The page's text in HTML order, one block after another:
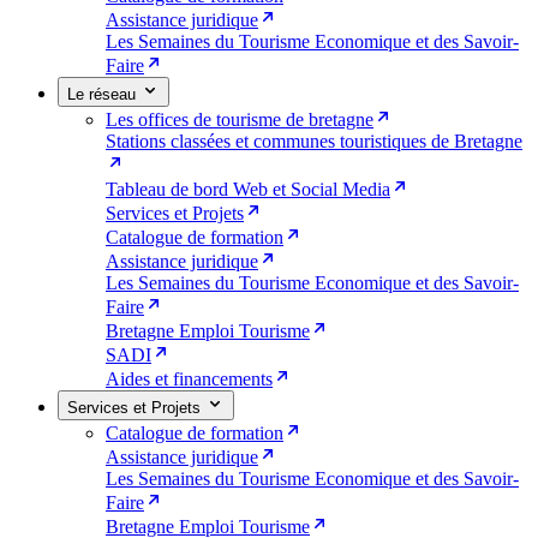
Assistance juridique
Les Semaines du Tourisme Economique et des Savoir-
Faire
Le réseau
Les offices de tourisme de bretagne
Stations classées et communes touristiques de Bretagne
Tableau de bord Web et Social Media
Services et Projets
Catalogue de formation
Assistance juridique
Les Semaines du Tourisme Economique et des Savoir-
Faire
Bretagne Emploi Tourisme
SADI
Aides et financements
Services et Projets
Catalogue de formation
Assistance juridique
Les Semaines du Tourisme Economique et des Savoir-
Faire
Bretagne Emploi Tourisme